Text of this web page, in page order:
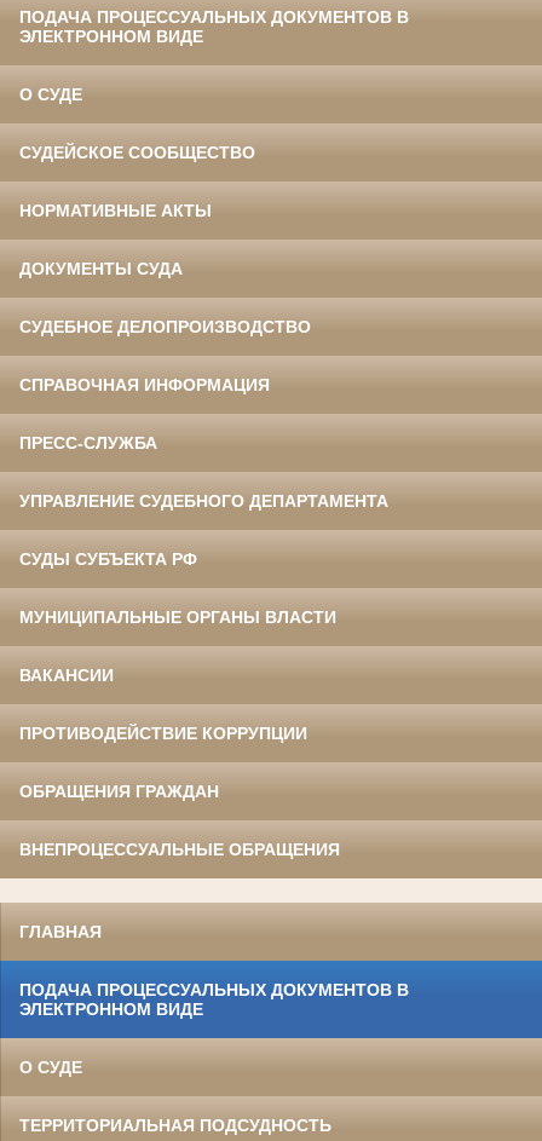
ПОДАЧА ПРОЦЕССУАЛЬНЫХ ДОКУМЕНТОВ В
ЭЛЕКТРОННОМ ВИДЕ
О СУДЕ
СУДЕЙСКОЕ СООБЩЕСТВО
НОРМАТИВНЫЕ АКТЫ
ДОКУМЕНТЫ СУДА
СУДЕБНОЕ ДЕЛОПРОИЗВОДСТВО
СПРАВОЧНАЯ ИНФОРМАЦИЯ
ПРЕСС-СЛУЖБА
УПРАВЛЕНИЕ СУДЕБНОГО ДЕПАРТАМЕНТА
СУДЫ СУБЪЕКТА РФ
МУНИЦИПАЛЬНЫЕ ОРГАНЫ ВЛАСТИ
ВАКАНСИИ
ПРОТИВОДЕЙСТВИЕ КОРРУПЦИИ
ОБРАЩЕНИЯ ГРАЖДАН
ВНЕПРОЦЕССУАЛЬНЫЕ ОБРАЩЕНИЯ
ГЛАВНАЯ
ПОДАЧА ПРОЦЕССУАЛЬНЫХ ДОКУМЕНТОВ В
ЭЛЕКТРОННОМ ВИДЕ
О СУДЕ
ТЕРРИТОРИАЛЬНАЯ ПОДСУДНОСТЬ